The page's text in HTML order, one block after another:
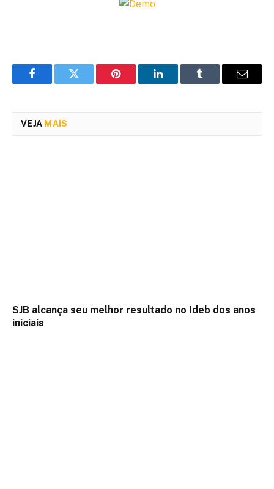
FacebookTwitter Pinterest LinkedInTumblr Email
VEJA MAIS
SJB alcança seu melhor resultado no Ideb dos anos
iniciais